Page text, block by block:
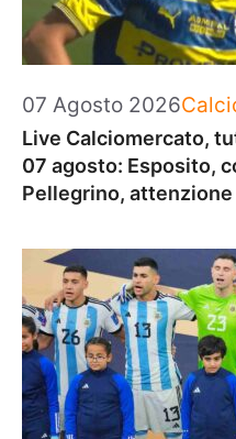
07 Agosto 2026
Live Calciomercato,
07 agosto: Esposito,
Pellegrino,